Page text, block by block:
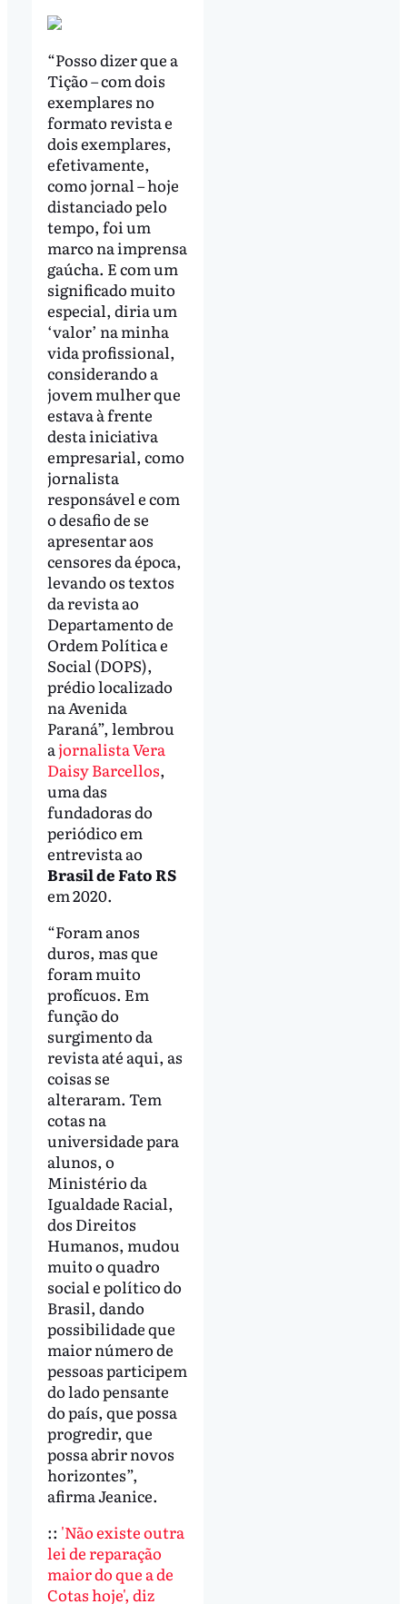
“Posso dizer que a
Tição – com dois
exemplares no
formato revista e
dois exemplares,
efetivamente,
como jornal – hoje
distanciado pelo
tempo, foi um
marco na imprensa
gaúcha. E com um
significado muito
especial, diria um
‘valor’ na minha
vida profissional,
considerando a
jovem mulher que
estava à frente
desta iniciativa
empresarial, como
jornalista
responsável e com
o desafio de se
apresentar aos
censores da época,
levando os textos
da revista ao
Departamento de
Ordem Política e
Social (DOPS),
prédio localizado
na Avenida
Paraná”, lembrou
ajornalista Vera
Daisy Barcellos,
uma das
fundadoras do
periódico em
entrevista ao
Brasil de Fato RS
em 2020.
“Foram anos
duros, mas que
foram muito
profícuos. Em
função do
surgimento da
revista até aqui, as
coisas se
alteraram. Tem
cotas na
universidade para
alunos, o
Ministério da
Igualdade Racial,
dos Direitos
Humanos, mudou
muito o quadro
social e político do
Brasil, dando
possibilidade que
maior número de
pessoas participem
do lado pensante
do país, que possa
progredir, que
possa abrir novos
horizontes”,
afirma Jeanice.
:: 'Não existe outra
lei de reparação
maior do que a de
Cotas hoje', diz